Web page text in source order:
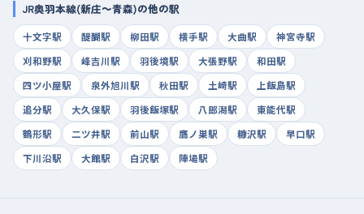
JR奥羽本線(新庄～青森)の他の駅
十文字駅 醍醐駅 柳田駅 横手駅 大曲駅
神宮寺駅
刈和野駅
峰吉川駅 羽後境駅 大張野駅
和田駅
四ツ小屋駅
泉外旭川駅 秋田駅 土崎駅
上飯島駅
追分駅
大久保駅 羽後飯塚駅 八郎潟駅
東能代駅
鶴形駅
二ツ井駅 前山駅 鷹ノ巣駅 糠沢駅
早口駅
下川沿駅
大館駅 白沢駅 陣場駅